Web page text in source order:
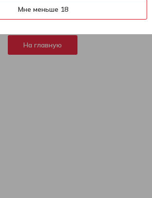
эта страница не
найдена
На главную
Мне меньше 18